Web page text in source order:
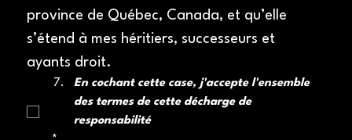
province de Québec, Canada, et qu’elle
s’étend à mes héritiers, successeurs et
ayants droit.
En cochant cette case, j'accepte l'ensemble
des termes de cette décharge de
responsabilité